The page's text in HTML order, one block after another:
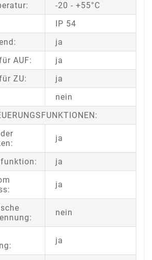
-20 - +55°C
IP 54
ja
AUF:
ja
ZU:
ja
nein
ja
ja
ja
nein
ja